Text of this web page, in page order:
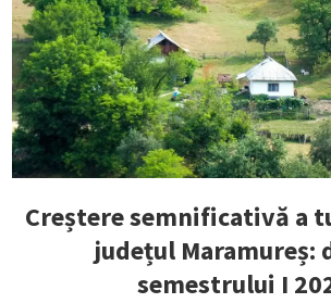
Creștere semnificativă a
județul Maramureș:
semestrului I